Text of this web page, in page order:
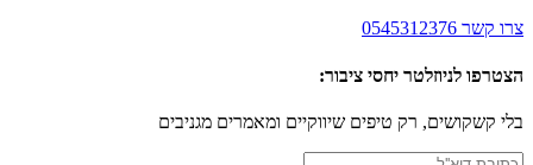
צרו קשר 0545312376
הצטרפו לניוזלטר יחסי ציבור:
בלי קשקושים, רק טיפים שיווקיים ומאמרים מגניבים